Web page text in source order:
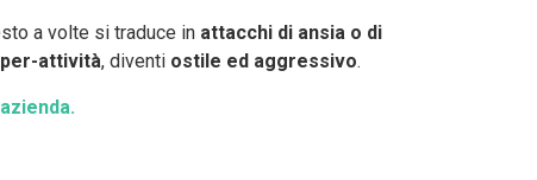
a volte si traduce in attacchi di ansia o di
attività, diventi ostile ed aggressivo.